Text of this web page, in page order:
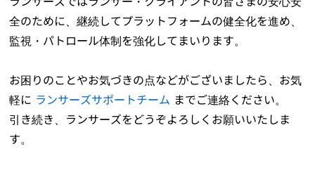
全のために、継続してプラットフォームの健全化を進め、
監視・パトロール体制を強化してまいります。
お困りのことやお気づきの点などがございましたら、お気
軽に ランサーズサポートチーム までご連絡ください。
引き続き、ランサーズをどうぞよろしくお願いいたしま
す。